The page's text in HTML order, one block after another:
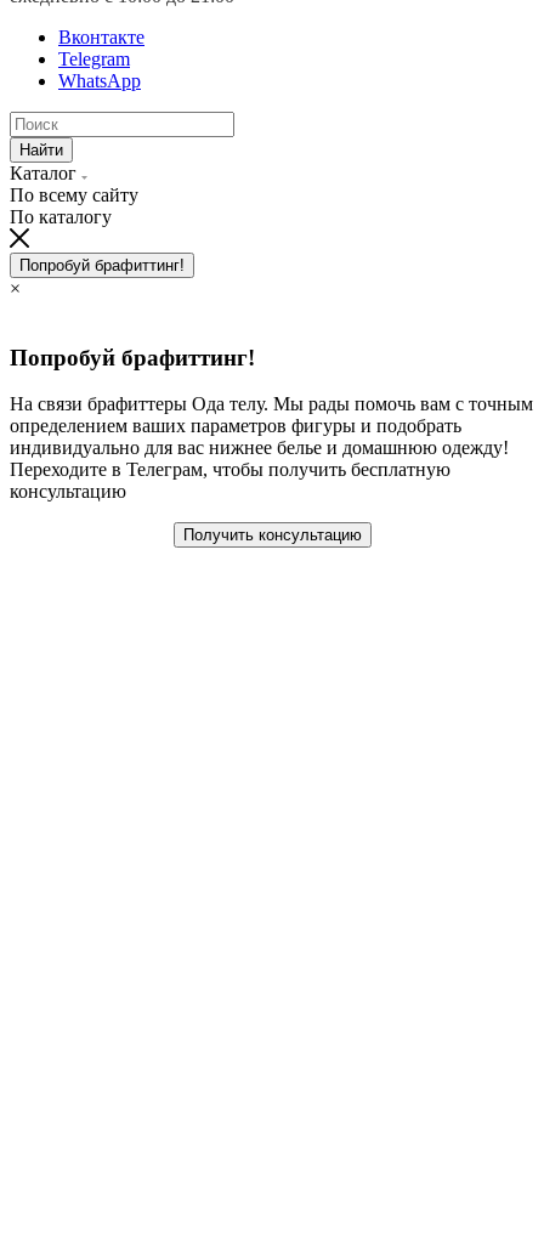
Вконтакте
Telegram
WhatsApp
Найти
Каталог
По всему сайту
По каталогу
Попробуй брафиттинг!
×
Попробуй брафиттинг!
На связи брафиттеры Ода телу. Мы рады помочь вам с точным
определением ваших параметров фигуры и подобрать
индивидуально для вас нижнее белье и домашнюю одежду!
Переходите в Телеграм, чтобы получить бесплатную
консультацию
Получить консультацию